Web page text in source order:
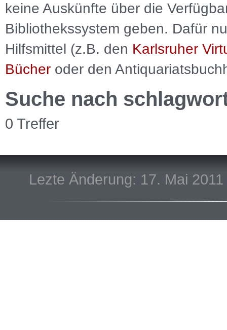
keine Auskünfte über die
Bibliothekssystem geben. Dafür
Hilfsmittel (z.B. den Karlsruher
Bücher oder den
Suche nach
0 Treffer
Lezte Änderung: 17. Mai